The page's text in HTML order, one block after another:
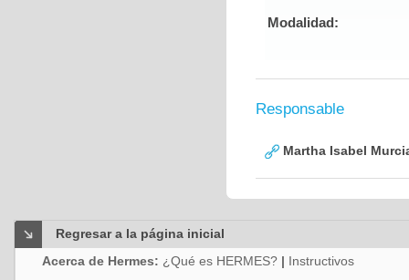
Modalidad:
Responsable
Martha Isabel
Regresar a la página inicial
Acerca de Hermes: ¿Qué es HERMES? | Instructivos